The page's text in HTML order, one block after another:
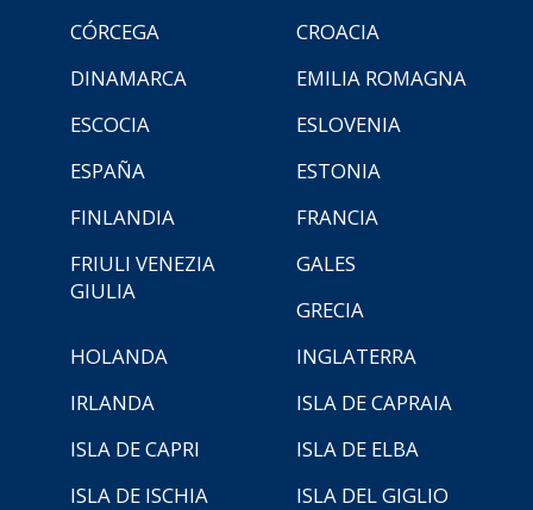
CÓRCEGA
CROACIA
DINAMARCA
EMILIA ROMAGNA
ESCOCIA
ESLOVENIA
ESPAÑA
ESTONIA
FINLANDIA
FRANCIA
FRIULI VENEZIA
GIULIA
GALES
GRECIA
HOLANDA
INGLATERRA
IRLANDA
ISLA DE CAPRAIA
ISLA DE CAPRI
ISLA DE ELBA
ISLA DE ISCHIA
ISLA DEL GIGLIO